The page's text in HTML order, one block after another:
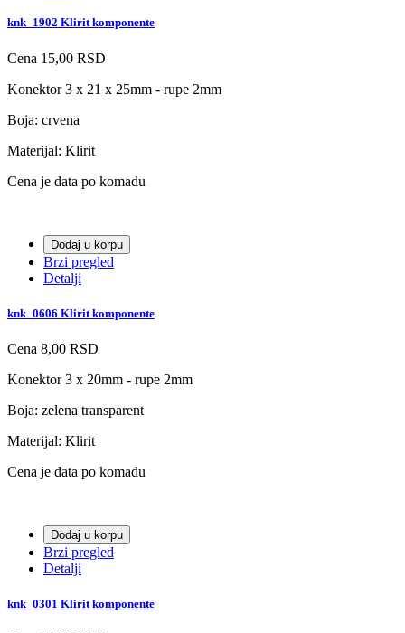
knk_1902 Klirit komponente
Cena 15,00 RSD
Konektor 3 x 21 x 25mm - rupe 2mm
Boja: crvena
Materijal: Klirit
Cena je data po komadu
Dodaj u korpu
Brzi pregled
Detalji
knk_0606 Klirit komponente
Cena 8,00 RSD
Konektor 3 x 20mm - rupe 2mm
Boja: zelena transparent
Materijal: Klirit
Cena je data po komadu
Dodaj u korpu
Brzi pregled
Detalji
knk_0301 Klirit komponente